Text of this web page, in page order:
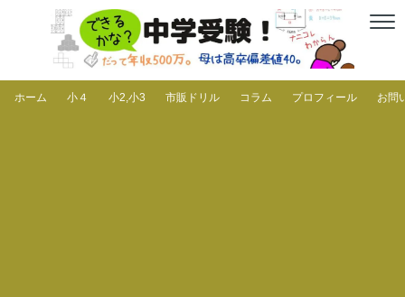
ホーム 小４ 小2,小3 市販ドリル コラム プロフィール お問